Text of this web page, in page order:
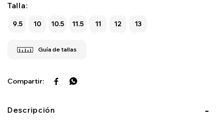
Talla:
9.5 10 10.5 11.5 11 12 13
 
Descripción